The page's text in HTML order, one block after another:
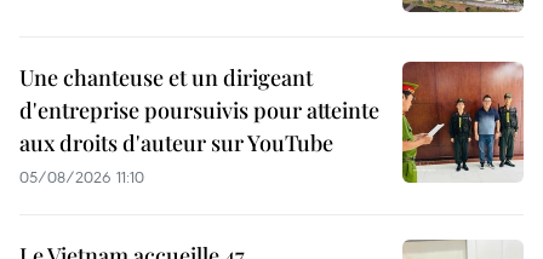
Une chanteuse et un dirigeant
d'entreprise poursuivis pour atteinte
aux droits d'auteur sur YouTube
05/08/2026 11:10